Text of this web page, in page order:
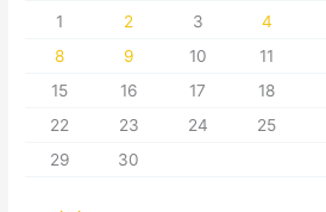
1 2 3 4
8
9 10 11
15
16 17 18
22
23 24 25
29
30